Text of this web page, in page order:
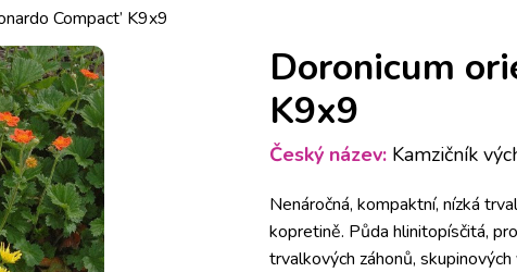
Compact’ K9x9
Doronicum
K9x9
Český název:Kamzičník
Nenáročná, kompaktní, nízká
kopretině. Půda hlinitopísčitá,
trvalkových záhonů,